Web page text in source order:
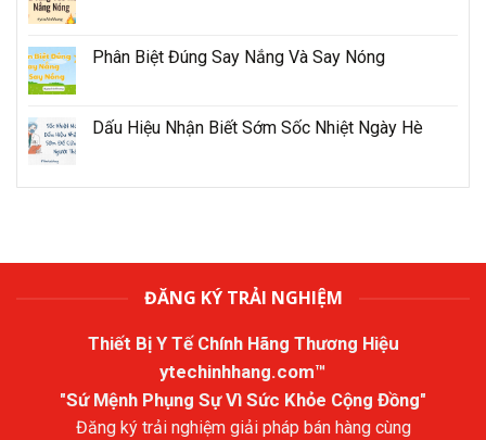
Phân Biệt Đúng Say Nắng Và Say Nóng
Dấu Hiệu Nhận Biết Sớm Sốc Nhiệt Ngày Hè
ĐĂNG KÝ TRẢI NGHIỆM
Thiết Bị Y Tế Chính Hãng Thương Hiệu
ytechinhhang.com™
"Sứ Mệnh Phụng Sự Vì Sức Khỏe Cộng Đồng"
Đăng ký trải nghiệm giải pháp bán hàng cùng